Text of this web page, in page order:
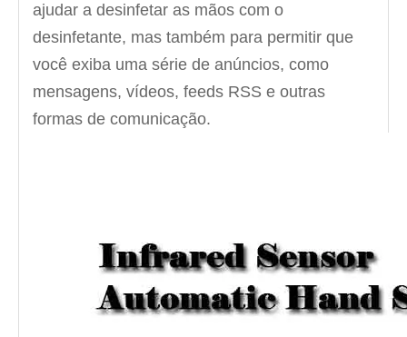
ajudar a desinfetar as mãos com o
desinfetante, mas também para permitir que
você exiba uma série de anúncios, como
mensagens, vídeos, feeds RSS e outras
formas de comunicação.